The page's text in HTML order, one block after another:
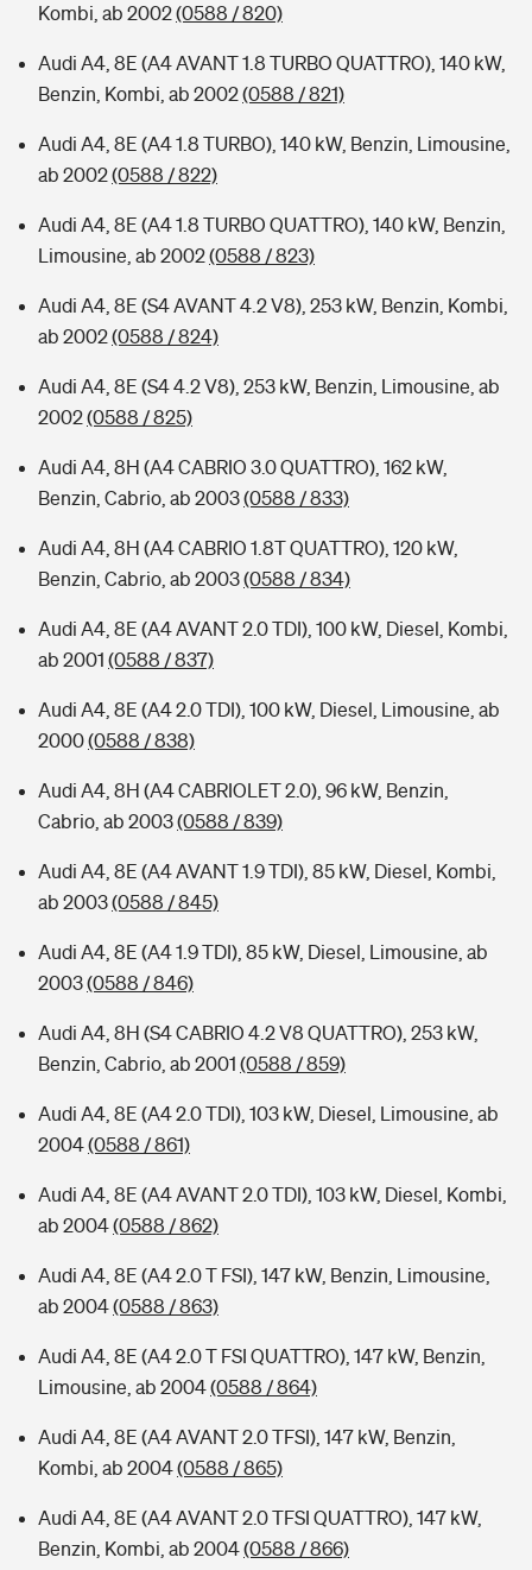
Kombi, ab 2002(0588 / 820)
Audi A4, 8E (A4 AVANT 1.8 TURBO QUATTRO), 140 kW,
Benzin, Kombi, ab 2002(0588 / 821)
Audi A4, 8E (A4 1.8 TURBO), 140 kW, Benzin, Limousine,
ab 2002(0588 / 822)
Audi A4, 8E (A4 1.8 TURBO QUATTRO), 140 kW, Benzin,
Limousine, ab 2002(0588 / 823)
Audi A4, 8E (S4 AVANT 4.2 V8), 253 kW, Benzin, Kombi,
ab 2002(0588 / 824)
Audi A4, 8E (S4 4.2 V8), 253 kW, Benzin, Limousine, ab
2002(0588 / 825)
Audi A4, 8H (A4 CABRIO 3.0 QUATTRO), 162 kW,
Benzin, Cabrio, ab 2003(0588 / 833)
Audi A4, 8H (A4 CABRIO 1.8T QUATTRO), 120 kW,
Benzin, Cabrio, ab 2003(0588 / 834)
Audi A4, 8E (A4 AVANT 2.0 TDI), 100 kW, Diesel, Kombi,
ab 2001 (0588 / 837)
Audi A4, 8E (A4 2.0 TDI), 100 kW, Diesel, Limousine, ab
2000(0588 / 838)
Audi A4, 8H (A4 CABRIOLET 2.0), 96 kW, Benzin,
Cabrio, ab 2003(0588 / 839)
Audi A4, 8E (A4 AVANT 1.9 TDI), 85 kW, Diesel, Kombi,
ab 2003(0588 / 845)
Audi A4, 8E (A4 1.9 TDI), 85 kW, Diesel, Limousine, ab
2003(0588 / 846)
Audi A4, 8H (S4 CABRIO 4.2 V8 QUATTRO), 253 kW,
Benzin, Cabrio, ab 2001 (0588 / 859)
Audi A4, 8E (A4 2.0 TDI), 103 kW, Diesel, Limousine, ab
2004(0588 / 861)
Audi A4, 8E (A4 AVANT 2.0 TDI), 103 kW, Diesel, Kombi,
ab 2004(0588 / 862)
Audi A4, 8E (A4 2.0 T FSI), 147 kW, Benzin, Limousine,
ab 2004(0588 / 863)
Audi A4, 8E (A4 2.0 T FSI QUATTRO), 147 kW, Benzin,
Limousine, ab 2004(0588 / 864)
Audi A4, 8E (A4 AVANT 2.0 TFSI), 147 kW, Benzin,
Kombi, ab 2004(0588 / 865)
Audi A4, 8E (A4 AVANT 2.0 TFSI QUATTRO), 147 kW,
Benzin, Kombi, ab 2004(0588 / 866)